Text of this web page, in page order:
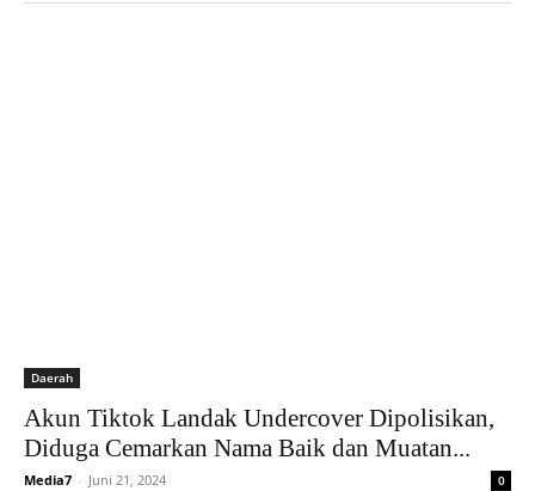
Daerah
Akun Tiktok Landak Undercover Dipolisikan,
Diduga Cemarkan Nama Baik dan Muatan...
Media7 - Juni 21, 2024 0